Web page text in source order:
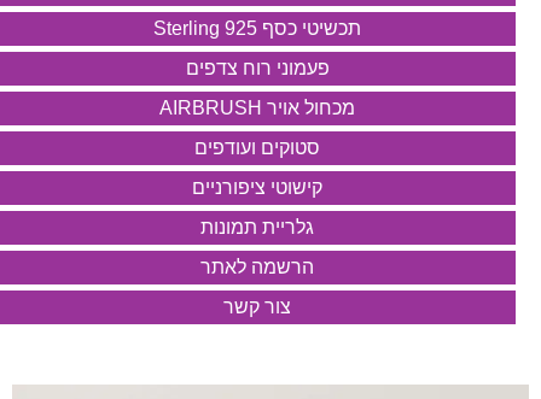
תכשיטי כסף 925 Sterling
פעמוני רוח צדפים
מכחול אויר AIRBRUSH
סטוקים ועודפים
קישוטי ציפורניים
גלריית תמונות
הרשמה לאתר
צור קשר